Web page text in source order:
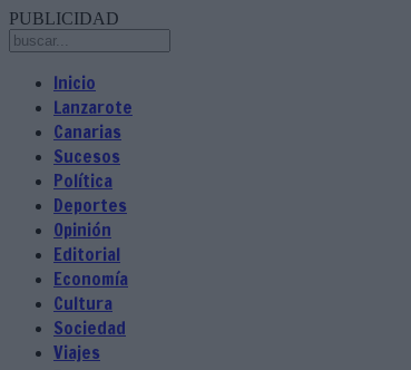
PUBLICIDAD
Inicio
Lanzarote
Canarias
Sucesos
Política
Deportes
Opinión
Editorial
Economía
Cultura
Sociedad
Viajes